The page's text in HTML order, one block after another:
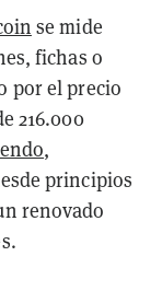
se mide
fichas o
por el precio
216.000
,
principios
renovado